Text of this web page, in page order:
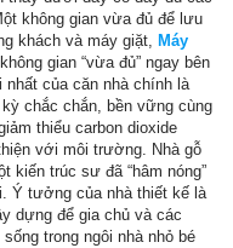
không gian vừa đủ để lưu
khách và máy giặt, Máy
gian “vừa đủ” ngay bên
nhất của căn nhà chính là
chắc chắn, bền vững cùng
thiểu carbon dioxide
với môi trường. Nhà gỗ
kiến trúc sư đã “hâm nóng”
Ý tưởng của nhà thiết kế là
dựng để gia chủ và các
trong ngôi nhà nhỏ bé